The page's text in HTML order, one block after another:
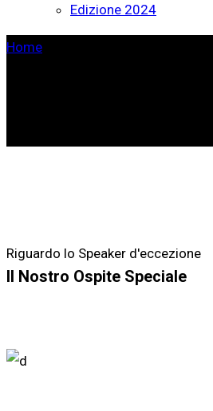
Edizione 2024
Home
Riguardo lo Speaker d'eccezione
Il Nostro Ospite Speciale